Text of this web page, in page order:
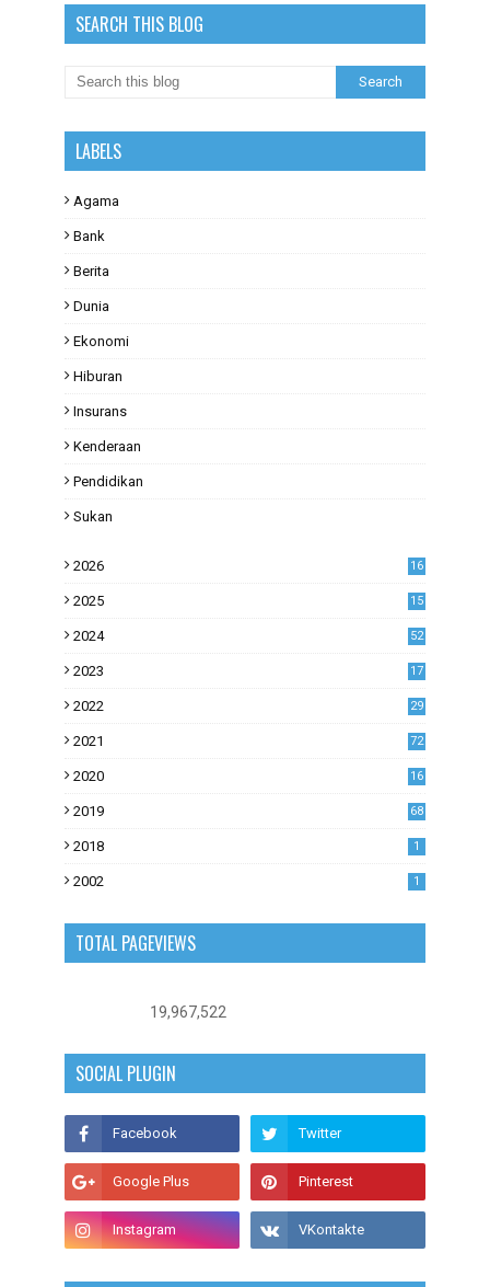
SEARCH THIS BLOG
LABELS
Agama
Bank
Berita
Dunia
Ekonomi
Hiburan
Insurans
Kenderaan
Pendidikan
Sukan
2026 16
2025 15
2024 52
2023
17
2022
29
2021
72
2020
16
2019
68
2018 1
2002 1
TOTAL PAGEVIEWS
19,967,522
SOCIAL PLUGIN